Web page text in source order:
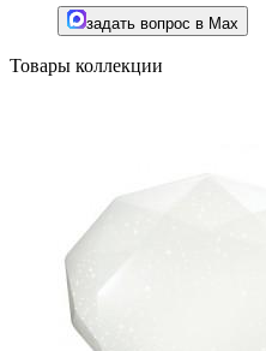
задать вопрос в Max
Товары коллекции